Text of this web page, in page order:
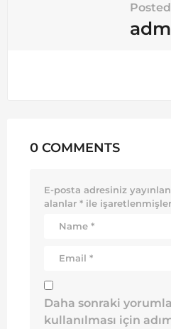
0 COMMENTS
E-posta adresiniz
alanlar * ile
Daha sonraki
kullanılması için